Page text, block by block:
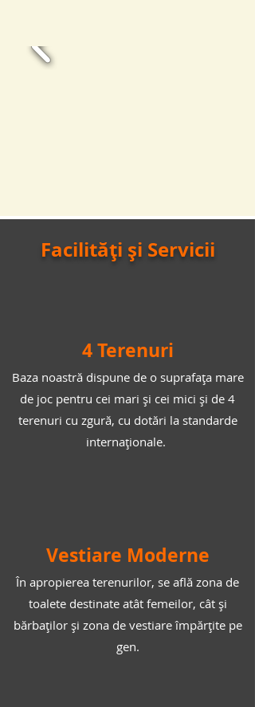
Facilități și Servicii
4 Terenuri
Baza noastră dispune de o suprafața mare
de joc pentru cei mari și cei mici și de 4
terenuri cu zgură, cu dotări la standarde
internaționale.
Vestiare Moderne
În apropierea terenurilor, se află zona de
toalete destinate atât femeilor, cât și
bărbaților și zona de vestiare împărțite pe
gen.